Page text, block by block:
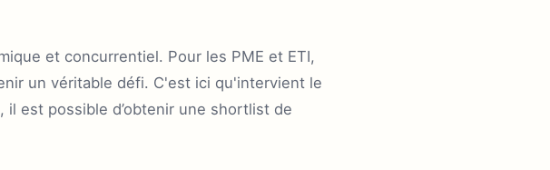
et concurrentiel. Pour les PME et ETI,
un véritable défi. C'est ici qu'intervient le
est possible d’obtenir une shortlist de